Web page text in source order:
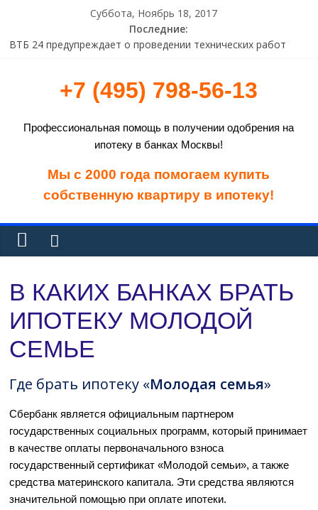
Суббота, Ноябрь 18, 2017
Последние:
В Татарстане прокуратура объявила предостережение
владельцу криптоматов
Суд отказал АСВ в иске к бывшим руководителям банка
«Навигатор» на 4,85 млрд рублей
финпомощи Греции
Исследование: растет доля пользователей систем ДБО
+7 (495) 798-56-13
Профессиональная помощь в получении одобрения на
ипотеку в банках Москвы!
Мы с 2000 года помогаем купить
собственную квартиру в ипотеку!
В КАКИХ БАНКАХ БРАТЬ
ИПОТЕКУ МОЛОДОЙ
СЕМЬЕ
Где брать ипотеку «Молодая семья»
Сбербанк является официальным партнером
государственных социальных программ, который принимает
в качестве оплаты первоначального взноса
государственный сертификат «Молодой семьи», а также
средства материнского капитала. Эти средства являются
значительной помощью при оплате ипотеки.